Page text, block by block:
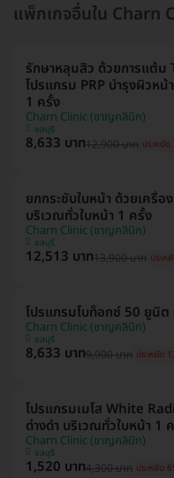
แพ็กเกจอื่นใน Charn
รักษาหลุมสิว ด้วยการแต้ม
โปรแกรม PRP บำรุงผิวห
1 ครั้ง
Charn Clinic (ชาญคลินิก)
ชลบุรี
8,633 บาท12,900 บาท ประหยัด
ยกกระชับใบหน้า ด้วยเครื่
บริเวณทั่วใบหน้า 1 ครั้ง
Charn Clinic (ชาญคลินิก)
ชลบุรี
12,513 บาท13,900 บาท ประห
โปรแกรมโบท็อกซ์ 50 ยูนิต
Charn Clinic (ชาญคลินิก)
ชลบุรี
8,633 บาท9,900 บาท ประหยัด
โปรแกรมเมโส White
ด่างดำ บริเวณทั่วใบหน้า 1
Charn Clinic (ชาญคลินิก)
ชลบุรี
1,520 บาท4,300 บาท ประหยัด